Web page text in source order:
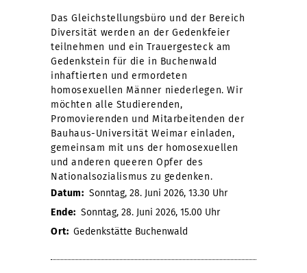
Das Gleichstellungsbüro und der Bereich
Diversität werden an der Gedenkfeier
teilnehmen und ein Trauergesteck am
Gedenkstein für die in Buchenwald
inhaftierten und ermordeten
homosexuellen Männer niederlegen. Wir
möchten alle Studierenden,
Promovierenden und Mitarbeitenden der
Bauhaus-Universität Weimar einladen,
gemeinsam mit uns der homosexuellen
und anderen queeren Opfer des
Nationalsozialismus zu gedenken.
Datum: Sonntag, 28. Juni 2026, 13.30 Uhr
Ende: Sonntag, 28. Juni 2026, 15.00 Uhr
Ort: Gedenkstätte Buchenwald